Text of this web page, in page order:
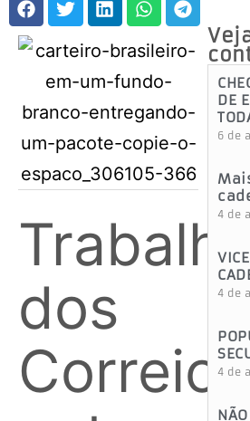
dos
Correios
DE
6 de
4 de
4 de
4 de